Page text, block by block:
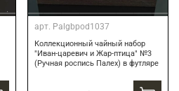
арт. Palgbpod1037
Коллекционный чайный набор
"Иван-царевич и Жар-птица" №3
(Ручная роспись Палех) в футляре